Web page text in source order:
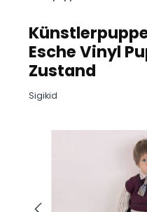
Esche Vinyl
Zustand
Sigikid
Bildergalerie